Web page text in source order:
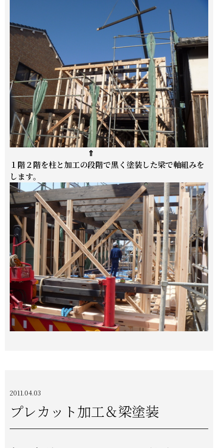
⇑
１階２階を柱と加工の段階で黒く塗装した梁で軸組みを
します。
2011.04.03
プレカット加工＆梁塗装